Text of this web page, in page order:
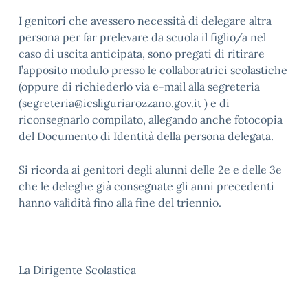
I genitori che avessero necessità di delegare altra
persona per far prelevare da scuola il figlio/a nel
caso di uscita anticipata, sono pregati di ritirare
l’apposito modulo presso le collaboratrici scolastiche
(oppure di richiederlo via e-mail alla segreteria
(segreteria@icsliguriarozzano.gov.it ) e di
riconsegnarlo compilato, allegando anche fotocopia
del Documento di Identità della persona delegata.
Si ricorda ai genitori degli alunni delle 2e e delle 3e
che le deleghe già consegnate gli anni precedenti
hanno validità fino alla fine del triennio.
La Dirigente Scolastica